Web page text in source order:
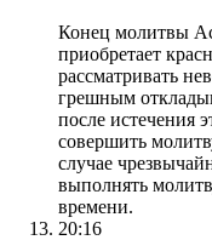
Конец молитвы
приобретает
рассматривать
грешным
после истечения
совершить
случае
выполнять
времени.
20:16